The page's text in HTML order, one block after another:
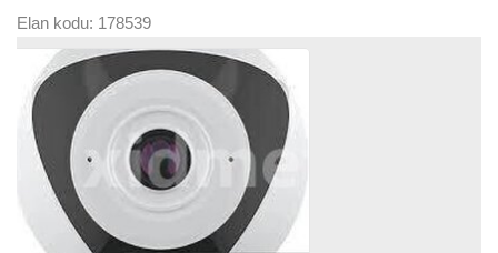
Elan kodu: 178539